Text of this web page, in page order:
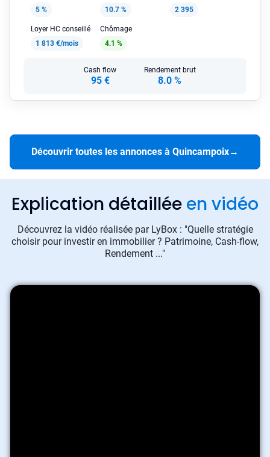
5 %
10.7 %
2 395
Loyer HC conseillé
1 813 €/mois
Chômage
4.1 %
Cash flow
95 €
Rendement brut
8.0 %
Découvrir toutes les annonces à Quincampoix→
Explication détaillée en vidéo
Découvrez la vidéo réalisée par LyBox : "Quelle stratégie
choisir pour investir en immobilier ? Patrimoine, Cash-flow,
Rendement ..."